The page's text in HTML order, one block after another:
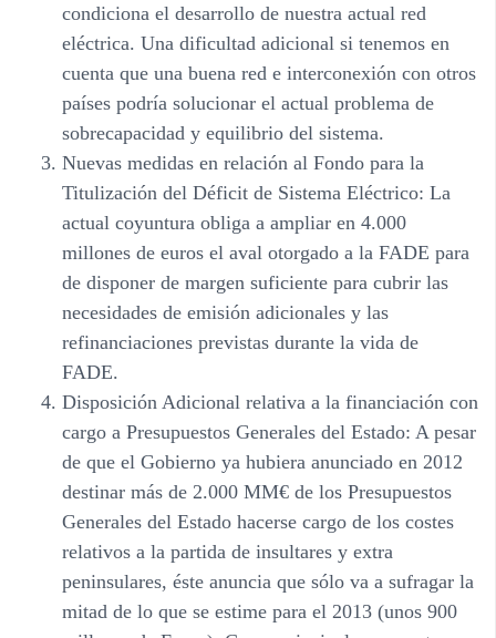
condiciona el desarrollo de nuestra actual red
eléctrica. Una dificultad adicional si tenemos en
cuenta que una buena red e interconexión con otros
países podría solucionar el actual problema de
sobrecapacidad y equilibrio del sistema.
Nuevas medidas en relación al Fondo para la
Titulización del Déficit de Sistema Eléctrico: La
actual coyuntura obliga a ampliar en 4.000
millones de euros el aval otorgado a la FADE para
de disponer de margen suficiente para cubrir las
necesidades de emisión adicionales y las
refinanciaciones previstas durante la vida de
FADE.
Disposición Adicional relativa a la financiación con
cargo a Presupuestos Generales del Estado: A pesar
de que el Gobierno ya hubiera anunciado en 2012
destinar más de 2.000 MM€ de los Presupuestos
Generales del Estado hacerse cargo de los costes
relativos a la partida de insultares y extra
peninsulares, éste anuncia que sólo va a sufragar la
mitad de lo que se estime para el 2013 (unos 900